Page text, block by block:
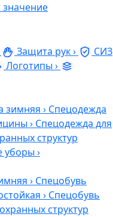
значение
Защита рук›
СИЗ
Логотипы ›
зимняя › Спецодежда
› Спецодежда для
структур
уборы ›
› Спецобувь
› Спецобувь
структур